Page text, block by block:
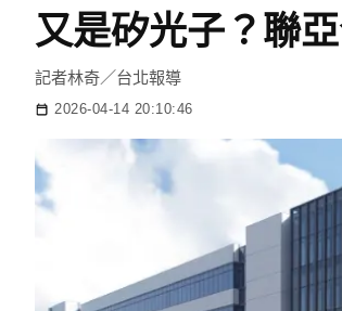
又是矽光子？聯
記者林奇／台北報導
2026-04-14 20:10:46